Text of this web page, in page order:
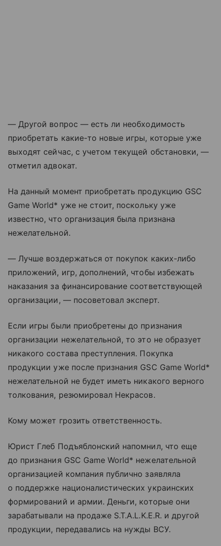
— Другой вопрос — есть ли необходимость
приобретать какие-то новые игры, которые уже
выходят сейчас, с учетом текущей обстановки, —
отметил адвокат.
На данный момент приобретать продукцию GSC
Game World* уже не стоит, поскольку уже
известно, что организация была признана
нежелательной.
— Лучше воздержаться от покупок каких-либо
приложений, игр, дополнений, чтобы избежать
наказания за финансирование соответствующей
организации, — посоветовал эксперт.
Если игры были приобретены до признания
организации нежелательной, то это не образует
никакого состава преступления. Покупка
продукции уже после признания GSC Game World*
нежелательной не будет иметь никакого верного
толкования, резюмировал Некрасов.
Кому может грозить ответственность.
Юрист Глеб Подъяблонский напомнил, что еще
до признания GSC Game World* нежелательной
организацией компания публично заявляла
о поддержке националистических украинских
формирований и армии. Деньги, которые они
зарабатывали на продаже S.T.A.L.K.E.R. и другой
продукции, передавались на нужды ВСУ.